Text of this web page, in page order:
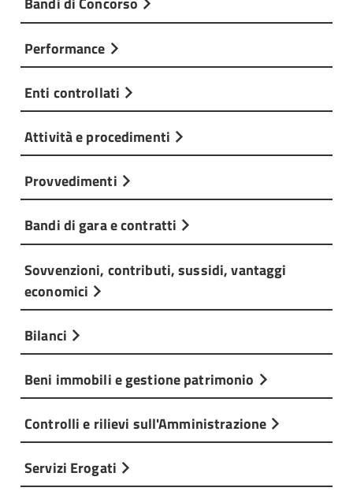
Performance
Enti controllati
Attività e procedimenti
Provvedimenti
Bandi di gara e contratti
Sovvenzioni, contributi, sussidi, vantaggi
economici
Bilanci
Beni immobili e gestione patrimonio
Controlli e rilievi sull'Amministrazione
Servizi Erogati